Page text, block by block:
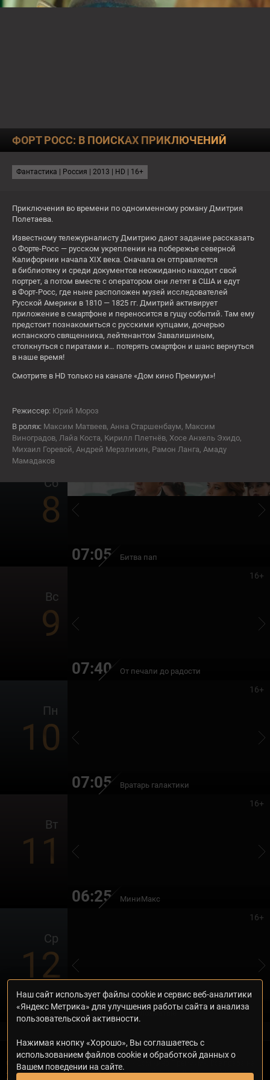
СЕГОДНЯ
СЕЙЧАС
Мой друг, кот и Пушкин
Неаполя
Чт
6
СЕЙЧАС Мой друг, кот и Пушкин
16+
06:00 Пассажирка
Сб
8
07:05 Битва пап
Вс
9
16+
07:40 От печали до радости
Пн
10
16+
07:05 Вратарь галактики
Вт
11
16+
06:25 МиниМакс
Ср
12
16+
06:35 Ёлки лохматые
© 2000—2026. Редакция телеканала «Дом кино Премиум». Все права на
любые материалы, опубликованные на сайте, защищены. Любое
ФОРТ РОСС: В ПОИСКАХ ПРИКЛЮЧЕНИЙ
Фантастика | Россия | 2013 | HD | 16+
Приключения во времени по одноименному роману Дмитрия
Полетаева.
Известному тележурналисту Дмитрию дают задание рассказать
о Форте-Росс — русском укреплении на побережье северной
Калифорнии начала XIX века. Сначала он отправляется
в библиотеку и среди документов неожиданно находит свой
портрет, а потом вместе с оператором они летят в США и едут
в Форт-Росс, где ныне расположен музей исследователей
Русской Америки в 1810 — 1825 гг. Дмитрий активирует
приложение в смартфоне и переносится в гущу событий. Там ему
предстоит познакомиться с русскими купцами, дочерью
испанского священника, лейтенантом Завалишиным,
столкнуться с пиратами и… потерять смартфон и шанс вернуться
в наше время!
Смотрите в HD только на канале «Дом кино Премиум»!
Режиссер: Юрий Мороз
В ролях: Максим Матвеев, Анна Старшенбаум, Максим
Виноградов, Лайа Коста, Кирилл Плетнёв, Хосе Анхель Эхидо,
Михаил Горевой, Андрей Мерзликин, Рамон Ланга, Амаду
Мамадаков
Наш сайт использует файлы cookie и сервис веб-аналитики
«Яндекс Метрика» для улучшения работы сайта и анализа
пользовательской активности.
Нажимая кнопку «Хорошо», Вы соглашаетесь с
использованием файлов cookie и обработкой данных о
Вашем поведении на сайте.